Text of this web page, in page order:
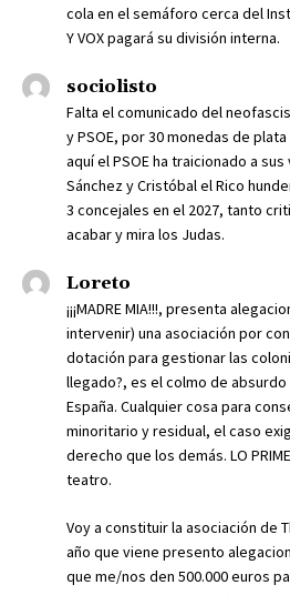
cola en el semáforo cerca del
Y VOX pagará su división interna.
sociolisto
Falta el comunicado del
y PSOE, por 30 monedas de
aquí el PSOE ha traicionado a
Sánchez y Cristóbal el Rico
3 concejales en el 2027, tanto
acabar y mira los Judas.
Loreto
¡¡¡MADRE MIA!!!, presenta
intervenir) una asociación por
dotación para gestionar las
llegado?, es el colmo de
España. Cualquier cosa para
minoritario y residual, el caso
derecho que los demás. LO
teatro.
Voy a constituir la asociación de
año que viene presento
que me/nos den 500.000 euros